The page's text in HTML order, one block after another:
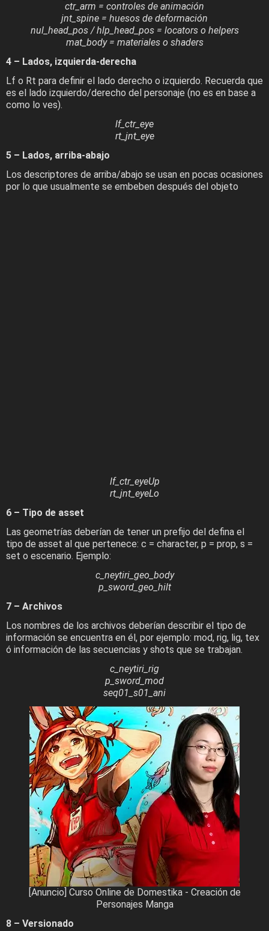
ctr_arm = controles de animación
jnt_spine = huesos de deformación
nul_head_pos / hlp_head_pos = locators o helpers
mat_body = materiales o shaders
4 – Lados, izquierda-derecha
Lf o Rt para definir el lado derecho o izquierdo. Recuerda que
es el lado izquierdo/derecho del personaje (no es en base a
como lo ves).
lf_ctr_eye
rt_jnt_eye
5 – Lados, arriba-abajo
Los descriptores de arriba/abajo se usan en pocas ocasiones
por lo que usualmente se embeben después del objeto
lf_ctr_eyeUp
rt_jnt_eyeLo
6 – Tipo de asset
Las geometrías deberían de tener un prefijo del defina el
tipo de asset al que pertenece: c = character, p = prop, s =
set o escenario. Ejemplo:
c_neytiri_geo_body
p_sword_geo_hilt
7 – Archivos
Los nombres de los archivos deberían describir el tipo de
información se encuentra en él, por ejemplo: mod, rig, lig, tex
ó información de las secuencias y shots que se trabajan.
c_neytiri_rig
p_sword_mod
seq01_s01_ani
[Anuncio] Curso Online de Domestika - Creación de
Personajes Manga
8 – Versionado